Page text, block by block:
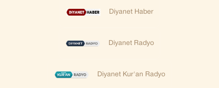
Diyanet Haber
Diyanet Radyo
Diyanet Kur'an Radyo